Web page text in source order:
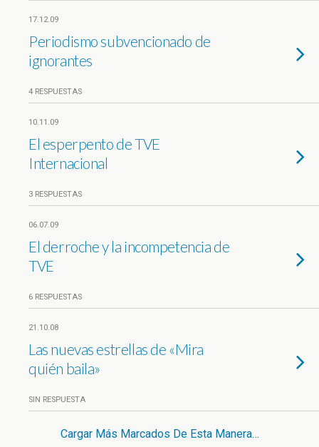
17.12.09
Periodismo subvencionado de
ignorantes
4 RESPUESTAS
10.11.09
El esperpento de TVE
Internacional
3 RESPUESTAS
06.07.09
El derroche y la incompetencia de
TVE
6 RESPUESTAS
21.10.08
Las nuevas estrellas de «Mira
quién baila»
SIN RESPUESTA
Cargar Más Marcados De Esta Manera…